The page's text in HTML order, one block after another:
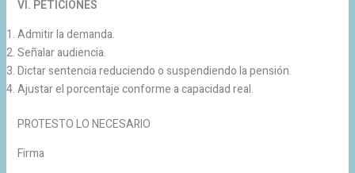
VI. PETICIONES
Admitir la demanda.
Señalar audiencia.
Dictar sentencia reduciendo o suspendiendo la pensión.
Ajustar el porcentaje conforme a capacidad real.
PROTESTO LO NECESARIO
Firma